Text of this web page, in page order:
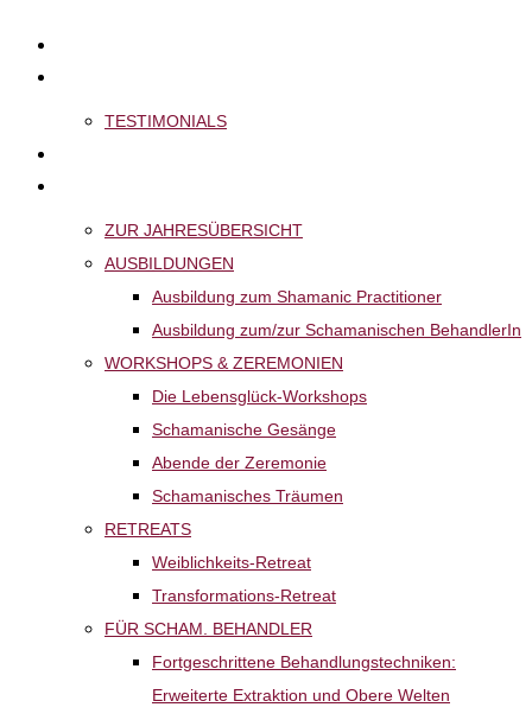
TESTIMONIALS
ZUR JAHRESÜBERSICHT
AUSBILDUNGEN
Ausbildung zum Shamanic Practitioner
Ausbildung zum/zur Schamanischen BehandlerIn
WORKSHOPS & ZEREMONIEN
Die Lebensglück-Workshops
Schamanische Gesänge
Abende der Zeremonie
Schamanisches Träumen
RETREATS
Weiblichkeits-Retreat
Transformations-Retreat
FÜR SCHAM. BEHANDLER
Fortgeschrittene Behandlungstechniken:
Erweiterte Extraktion und Obere Welten